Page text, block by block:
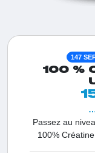
147
100 %
Passez au
100%